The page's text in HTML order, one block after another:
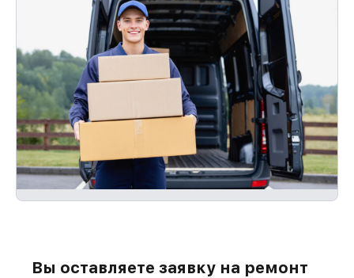
Вы оставляете заявку на ремонт